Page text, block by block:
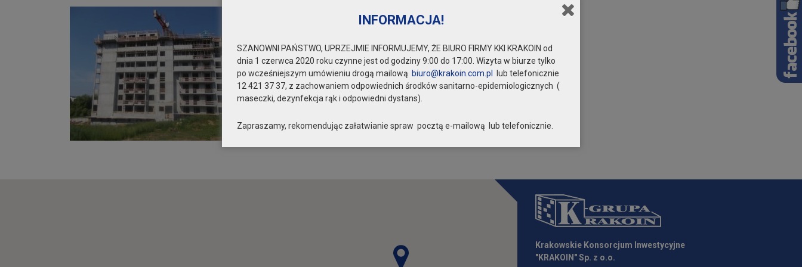
Krakowskie Konsorcjum Inwestycyjne
"KRAKOIN" Sp. z o.o.
INFORMACJA!
SZANOWNI PAŃSTWO, UPRZEJMIE INFORMUJEMY, ŻE BIURO FIRMY KKI KRAKOIN od
dnia 1 czerwca 2020 roku czynne jest od godziny 9:00 do 17:00. Wizyta w biurze tylko
po wcześniejszym umówieniu drogą mailową biuro@krakoin.com.pl
lub telefonicznie
12 421 37 37, z zachowaniem odpowiednich środków sanitarno-epidemiologicznych (
maseczki, dezynfekcja rąk i odpowiedni dystans).
Zapraszamy, rekomendując załatwianie spraw pocztą e-mailową lub telefonicznie.